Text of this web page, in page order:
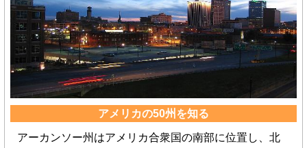
アメリカの50州を知る
アーカンソー州はアメリカ合衆国の南部に位置し、北